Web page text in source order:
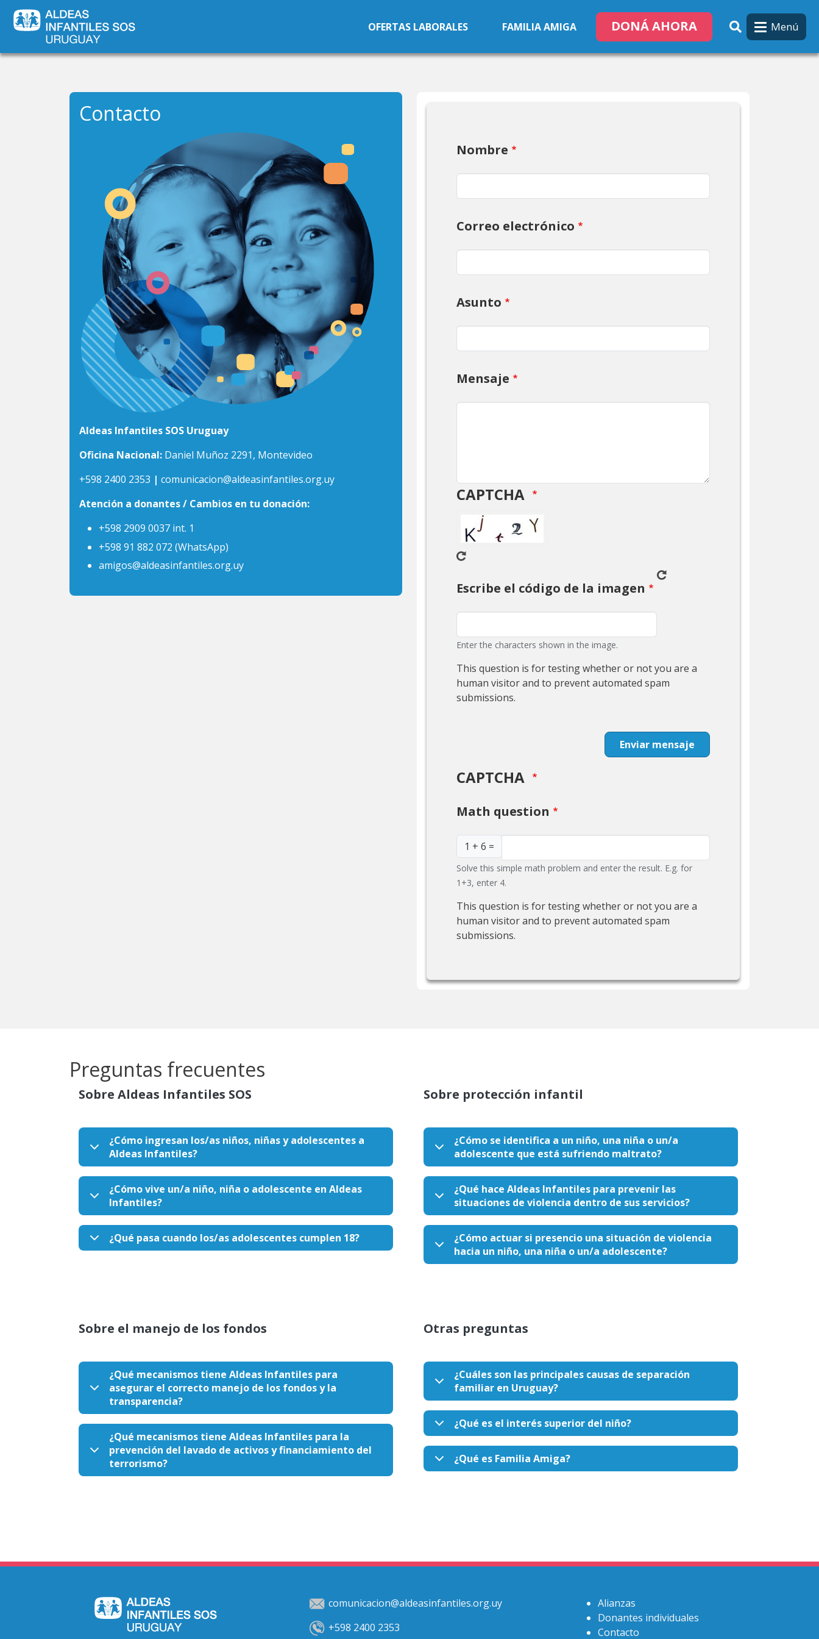
OFERTAS LABORALES
FAMILIA AMIGA DONÁ AHORA Menú
Contacto
Aldeas Infantiles SOS Uruguay
Oficina Nacional: Daniel Muñoz 2291, Montevideo
+598 2400 2353 | comunicacion@aldeasinfantiles.org.uy
Atención a donantes / Cambios en tu donación:
+598 2909 0037 int. 1
+598 91 882 072 (WhatsApp)
amigos@aldeasinfantiles.org.uy
Nombre
Correo electrónico
Asunto
Mensaje
CAPTCHA
Escribe el código de la imagen
Enter the characters shown in the image.
This question is for testing whether or not you are a
human visitor and to prevent automated spam
submissions.
Enviar mensaje
CAPTCHA
Math question
1 + 6 =
Solve this simple math problem and enter the result. E.g. for
1+3, enter 4.
This question is for testing whether or not you are a
human visitor and to prevent automated spam
submissions.
Preguntas frecuentes
Sobre Aldeas Infantiles SOS
¿Cómo ingresan los/as niños, niñas y adolescentes a
Aldeas Infantiles?
¿Cómo vive un/a niño, niña o adolescente en Aldeas
Infantiles?
¿Qué pasa cuando los/as adolescentes cumplen 18?
Sobre protección infantil
¿Cómo se identifica a un niño, una niña o un/a
adolescente que está sufriendo maltrato?
¿Qué hace Aldeas Infantiles para prevenir las
situaciones de violencia dentro de sus servicios?
¿Cómo actuar si presencio una situación de violencia
hacia un niño, una niña o un/a adolescente?
Sobre el manejo de los fondos
¿Qué mecanismos tiene Aldeas Infantiles para
asegurar el correcto manejo de los fondos y la
transparencia?
¿Qué mecanismos tiene Aldeas Infantiles para la
prevención del lavado de activos y financiamiento del
terrorismo?
Otras preguntas
¿Cuáles son las principales causas de separación
familiar en Uruguay?
¿Qué es el interés superior del niño?
¿Qué es Familia Amiga?
comunicacion@aldeasinfantiles.org.uy
+598 2400 2353
Alianzas
Donantes individuales
Contacto